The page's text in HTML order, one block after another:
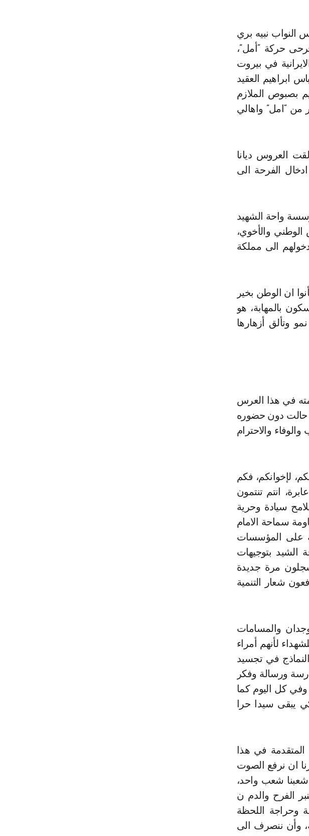
شهداء وجرحى حركة “أمل”،
في بيروت
ابراهيم العقيد
بصبوص الملازم
من “امل” واهالي
العروس ديانا
الفرحة الى
واحة الشهيد
والأخوي،
الى مملكة
ان الوطن بخير
بالمهابة، هو
وتألق أزهارها
في هذا العرس
حالت دون حضوره
والاحترام
لإخوانكم، فكم
انتم تنتمون
سيادة وحرية
سماحة الامام
على المؤسسات
الشيد بتوجيهات
مرة جديدة
شعار التنمية
والمسامات
لأنهم أمراء
في تجسيد
ورسالة وفكر
كل اليوم كما
يبقى سيدا حرا
المتقدمة في هذا
ان نرفع الصوت
شعبنا شعب واحد،
الفرح والدم ن
وحراجة اللحظة
وأن ننصرف الى